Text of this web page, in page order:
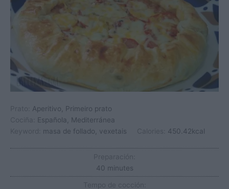
Aperitivo, Primeiro prato
Española, Mediterránea
masa de follado, vexetais 450.42kcal
40 minutes
minutes